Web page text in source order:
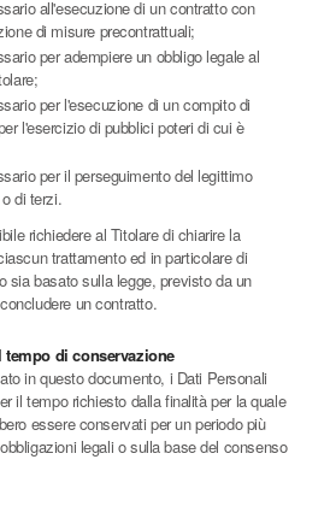
all'esecuzione di un contratto con
di misure precontrattuali;
per adempiere un obbligo legale al
per l'esecuzione di un compito di
l'esercizio di pubblici poteri di cui è
per il perseguimento del legittimo
di terzi.
richiedere al Titolare di chiarire la
trattamento ed in particolare di
sia basato sulla legge, previsto da un
un contratto.
di conservazione
in questo documento, i Dati Personali
il tempo richiesto dalla finalità per la quale
essere conservati per un periodo più
legali o sulla base del consenso